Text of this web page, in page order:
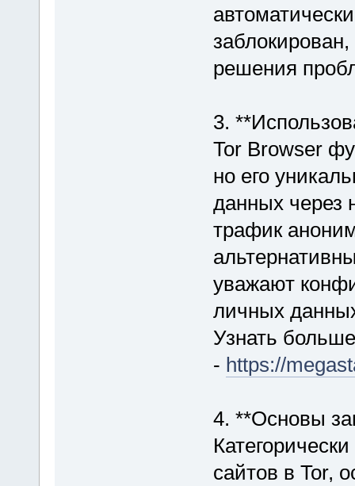
решения
3.
Tor Browser
но его
данных через
трафик
уважают
личных
Узнать больше
- https://
4. **Основы
сайтов в Tor,